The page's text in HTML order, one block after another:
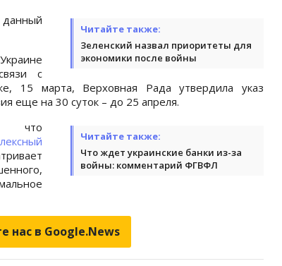
Читайте также:
Зеленский назвал приоритеты для
экономики после войны
с
15 марта, Верховная Рада утвердила указ
еще на 30 суток – до 25 апреля.
Читайте также:
Что ждет украинские банки из-за
войны: комментарий ФГВФЛ
что
нас в Google.News